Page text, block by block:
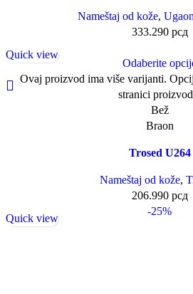
Nameštaj od kože,
333.290 рсд
Quick view
Odaberite
Ovaj proizvod ima više varijanti.
stranici
Bež
Braon
Trosed U264
Nameštaj od kože,
206.990 рсд
-25%
Quick view